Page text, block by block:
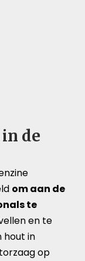
de
om aan de
te
en te
hout in
op